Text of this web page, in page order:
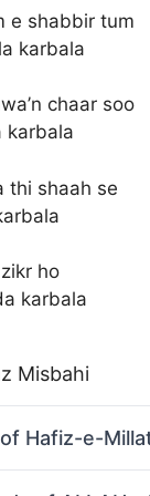
e shabbir tum
karbala
chaar soo
karbala
thi shaah se
ho
karbala
Misbahi
Hafiz-e-